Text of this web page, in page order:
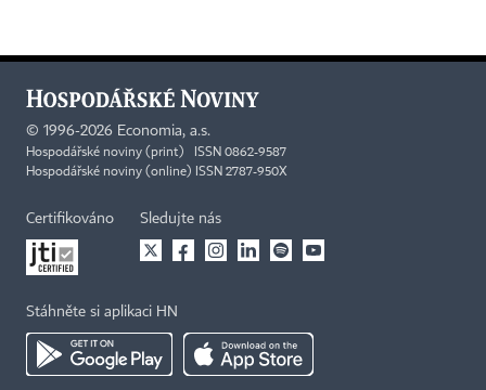
© 1996-2026 Economia, a.s.
Hospodářské noviny (print) ISSN 0862-9587
Hospodářské noviny (online) ISSN 2787-950X
Certifikováno Sledujte nás
Stáhněte si aplikaci HN